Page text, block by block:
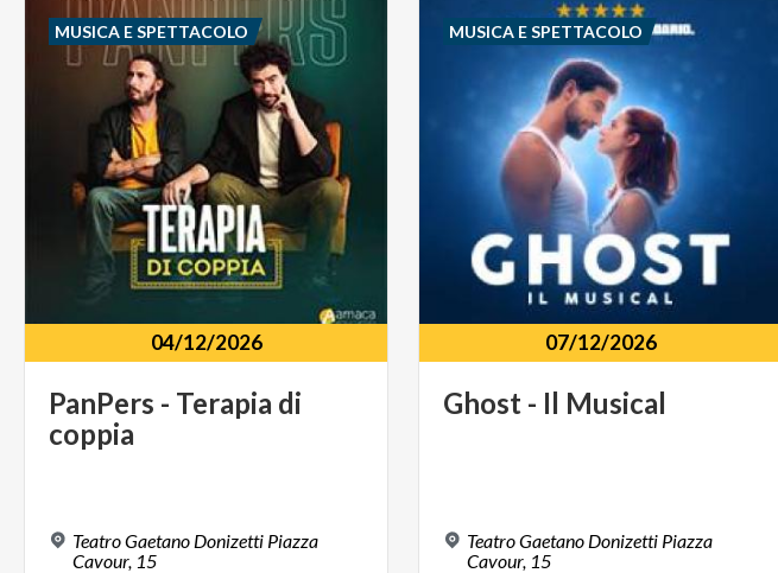
04/12/2026
PanPers - Terapia di
coppia
Teatro Gaetano Donizetti Piazza
Cavour, 15
MUSICA E SPETTACOLO
07/12/2026
Ghost - Il Musical
Teatro Gaetano Donizetti Piazza
Cavour, 15
MUSICA E SPETTACOLO